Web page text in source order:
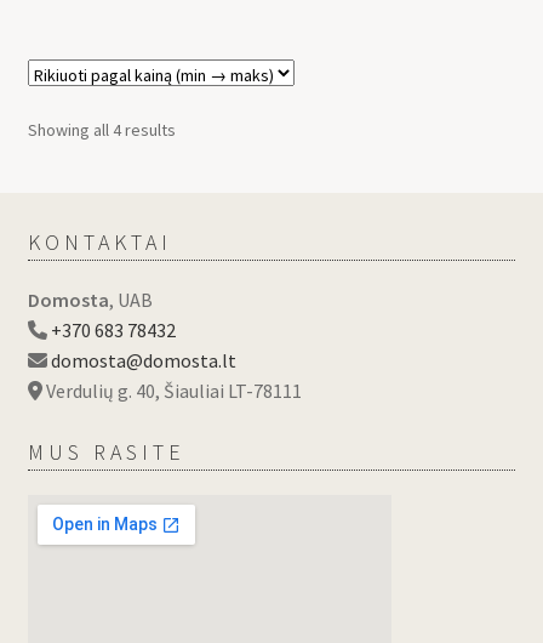
Showing all 4 results
KONTAKTAI
Domosta, UAB
+370 683 78432
domosta@domosta.lt
Verdulių g. 40, Šiauliai LT-78111
MUS RASITE